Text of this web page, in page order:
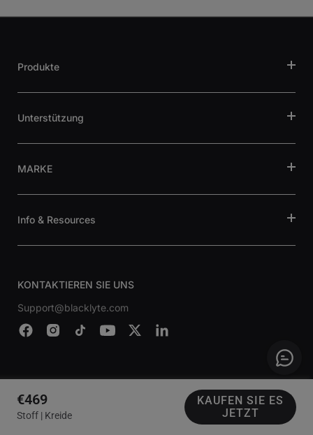
€469
Stoff | Kreide
KAUFEN SIE ES
JETZT
Produkte
Unterstützung
MARKE
Info & Resources
KONTAKTIEREN SIE UNS
Support@blacklyte.com
© 2026, Blacklyte Inc. Alle Rechte Vorbehalten.